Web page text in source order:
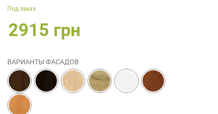
Под заказ
2915 грн
ВАРИАНТЫ ФАСАДОВ